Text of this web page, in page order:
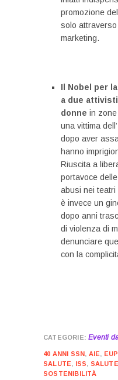
promozione
solo
marketing.
Il Nobel per
a due
donne in
una vittima
dopo aver
hanno
Riuscita a
portavoce
abusi nei teatri
è invece un
dopo anni
di violenza di
denunciare
con la
Eventi
40 ANNI SSN , AIE,
SALUTE, ISS,
SOSTENIBILITÀ